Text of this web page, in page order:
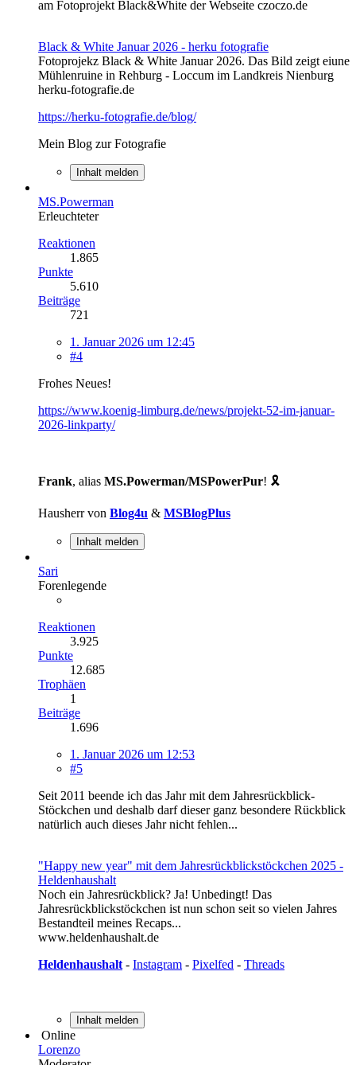
am Fotoprojekt Black&White der Webseite czoczo.de
Black & White Januar 2026 - herku fotografie
Fotoprojekz Black & White Januar 2026. Das Bild zeigt eiune
Mühlenruine in Rehburg - Loccum im Landkreis Nienburg
herku-fotografie.de
https://herku-fotografie.de/blog/
Mein Blog zur Fotografie
Inhalt melden
MS.Powerman
Erleuchteter
Reaktionen
1.865
Punkte
5.610
Beiträge
721
1. Januar 2026 um 12:45
#4
Frohes Neues!
https://www.koenig-limburg.de/news/projekt-52-im-januar-
2026-linkparty/
Frank, alias MS.Powerman/MSPowerPur! 🎗️
Hausherr von Blog4u & MSBlogPlus
Inhalt melden
Sari
Forenlegende
Reaktionen
3.925
Punkte
12.685
Trophäen
1
Beiträge
1.696
1. Januar 2026 um 12:53
#5
Seit 2011 beende ich das Jahr mit dem Jahresrückblick-
Stöckchen und deshalb darf dieser ganz besondere Rückblick
natürlich auch dieses Jahr nicht fehlen...
"Happy new year" mit dem Jahresrückblickstöckchen 2025 -
Heldenhaushalt
Noch ein Jahresrückblick? Ja! Unbedingt! Das
Jahresrückblickstöckchen ist nun schon seit so vielen Jahres
Bestandteil meines Recaps...
www.heldenhaushalt.de
Heldenhaushalt - Instagram - Pixelfed - Threads
Inhalt melden
Online
Lorenzo